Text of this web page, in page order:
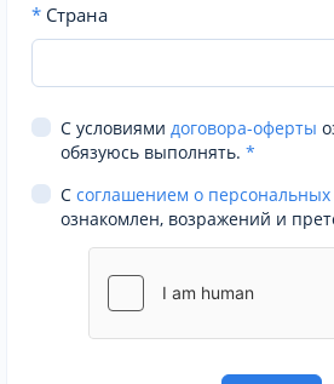
* Страна
С условиями договора-оферты
обязуюсь выполнять. *
С соглашением о
ознакомлен, возражений и